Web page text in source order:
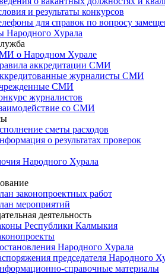
и результаты конкурсов
для справок по вопросу
Народного Хурала
о Народном Хурале
аккредитации СМИ
журналисты СМИ
СМИ
журналистов
со СМИ
сметы расходов
о результатах проверок
Народного Хурала
законопроектных работ
мероприятий
деятельность
Республики Калмыкия
Народного Хурала
председателя Народного
справочные материалы